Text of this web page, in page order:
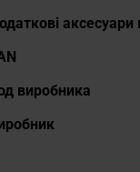
аксесуари
виробника